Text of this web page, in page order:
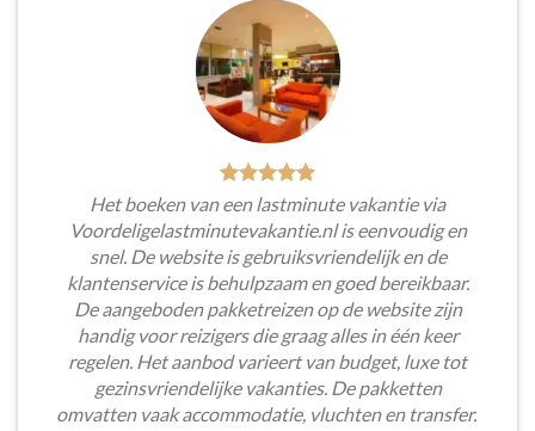
Het boeken van een lastminute vakantie via
Voordeligelastminutevakantie.nl is eenvoudig en
snel. De website is gebruiksvriendelijk en de
klantenservice is behulpzaam en goed bereikbaar.
De aangeboden pakketreizen op de website zijn
handig voor reizigers die graag alles in één keer
regelen. Het aanbod varieert van budget, luxe tot
gezinsvriendelijke vakanties. De pakketten
omvatten vaak accommodatie, vluchten en transfer.